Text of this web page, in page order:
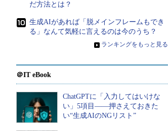
だ方法とは？
生成AIがあれば「脱メインフレームもでき
る」なんて気軽に言えるのは今のうち？
» ランキングをもっと見る
＠IT eBook
ChatGPTに「入力してはいけな
い」5項目――押さえておきた
い“生成AIのNGリスト”